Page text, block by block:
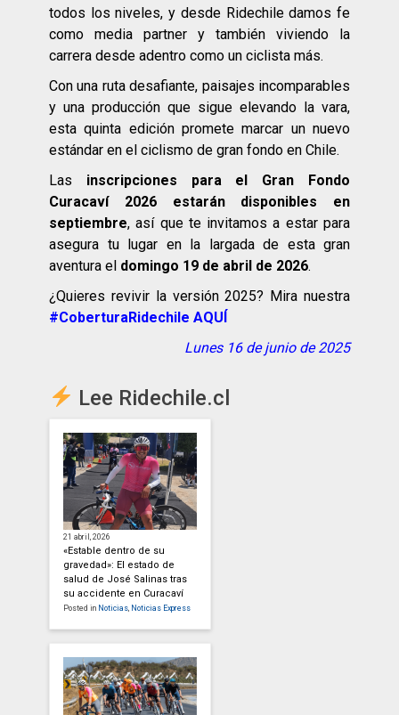
todos los niveles, y desde Ridechile damos fe
como media partner y también viviendo la
carrera desde adentro como un ciclista más.
Con una ruta desafiante, paisajes incomparables
y una producción que sigue elevando la vara,
esta quinta edición promete marcar un nuevo
estándar en el ciclismo de gran fondo en Chile.
Las inscripciones para el Gran Fondo
Curacaví 2026 estarán disponibles en
septiembre, así que te invitamos a estar para
asegura tu lugar en la largada de esta gran
aventura el domingo 19 de abril de 2026.
¿Quieres revivir la versión 2025? Mira nuestra
#CoberturaRidechile AQUÍ
Lunes 16 de junio de 2025
Lee Ridechile.cl
21 abril, 2026
«Estable dentro de su
gravedad»: El estado de
salud de José Salinas tras
su accidente en Curacaví
Posted in Noticias, Noticias Express